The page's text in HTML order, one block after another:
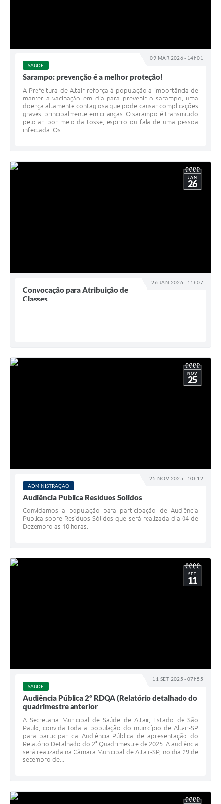
09 MAR 2026 - 14h01
SAÚDE
Sarampo: prevenção é a melhor proteção!
A Prefeitura de Altair reforça à população a importância de
manter a vacinação em dia para prevenir o sarampo, uma
doença altamente contagiosa que pode causar complicações
graves, principalmente em crianças. O sarampo é transmitido
pelo ar, por meio da tosse, espirro ou fala de uma pessoa
infectada. Os...
26 JAN 2026 - 11h07
JAN
26
Convocação para Atribuição de
Classes
25 NOV 2025 - 10h12
NOV
25
ADMINISTRAÇÃO
Audiência Publica Resíduos Solidos
Convidamos a população para participação de Audiência
Publica sobre Resíduos Sólidos que será realizada dia 04 de
Dezembro as 10 horas.
11 SET 2025 - 07h55
SET
11
SAÚDE
Audiência Pública 2º RDQA (Relatório detalhado do
quadrimestre anterior
A Secretaria Municipal de Saúde de Altair, Estado de São
Paulo, convida toda a população do município de Altair-SP
para participar da Audiência Pública de apresentação do
Relatório Detalhado do 2° Quadrimestre de 2025. A audiência
será realizada na Câmara Municipal de Altair-SP, no dia 29 de
setembro de...